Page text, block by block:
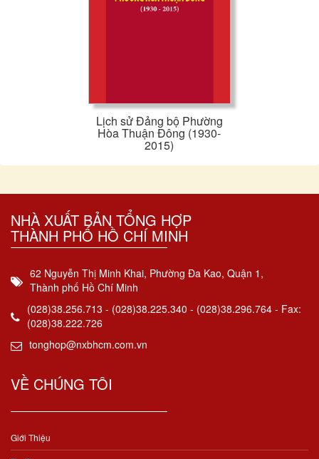
Lịch sử Đảng bộ Phường
Hòa Thuận Đông (1930-
2015)
NHÀ XUẤT BẢN TỔNG HỢP
THÀNH PHỐ HỒ CHÍ MINH
62 Nguyễn Thị Minh Khai, Phường Đa Kao, Quận 1,
Thành phố Hồ Chí Minh
(028)38.256.713 - (028)38.225.340 - (028)38.296.764 - Fax:
(028)38.222.726
tonghop@nxbhcm.com.vn
VỀ CHÚNG TÔI
Giới Thiệu